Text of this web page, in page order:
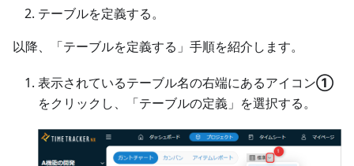
テーブルを定義する。
以降、「テーブルを定義する」手順を紹介します。
表示されているテーブル名の右端にあるアイコン①
をクリックし、「テーブルの定義」を選択する。